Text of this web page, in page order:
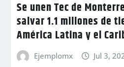
Se unen Tec de
salvar 1.1 millones de
América Latina y el
Ejemplomx Jul 3,